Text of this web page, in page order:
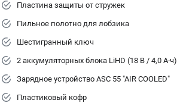
Пластина защиты от стружек
Пильное полотно для лобзика
Шестигранный ключ
2 аккумуляторных блока LiHD (18 В / 4,0 А·ч)
Зарядное устройство ASC 55 "AIR COOLED"
Пластиковый кофр